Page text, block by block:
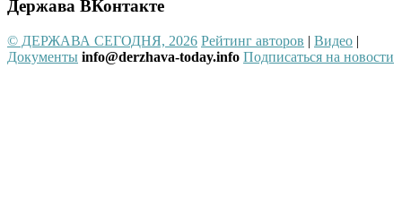
Держава ВКонтакте
© ДЕРЖАВА СЕГОДНЯ, 2026 Рейтинг авторов | Видео |
Документы info@derzhava-today.info Подписаться на новости